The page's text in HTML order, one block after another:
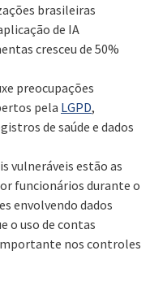
brasileiras
de IA
cresceu de 50%
preocupações
pela LGPD,
de saúde e dados
vulneráveis estão as
funcionários durante o
envolvendo dados
o uso de contas
nos controles